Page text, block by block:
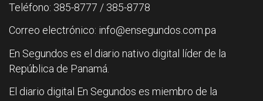
Teléfono: 385-8777 / 385-8778
Correo electrónico: info@ensegundos.com.pa
En Segundos es el diario nativo digital líder de la
República de Panamá.
El diario digital En Segundos es miembro de la